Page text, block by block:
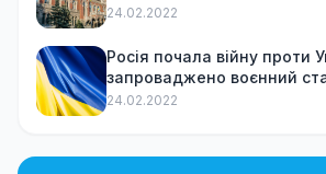
обмежив зняття готівки
24.02.2022
Росія почала війну проти
запроваджено воєнний
24.02.2022